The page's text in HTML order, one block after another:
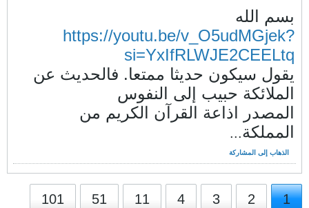
بسم الله
https://youtu.be/v_O5udMGjek?
si=YxIfRLWJE2CEELtq
يقول سيكون حديثا ممتعا. فالحديث عن
الملائكة حبيب إلى النفوس
المصدر اذاعة القرآن الكريم من
المملكة...
الذهاب إلى المشاركة
1
2
3
4
11
51
101